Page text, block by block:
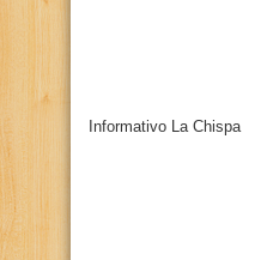
Informativo La Chispa